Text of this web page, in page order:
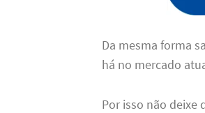
Da mesma forma
há no mercado
Por isso não